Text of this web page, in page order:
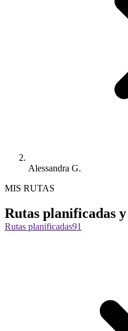
Alessandra G.
MIS RUTAS
Rutas planificadas
Rutas planificadas91